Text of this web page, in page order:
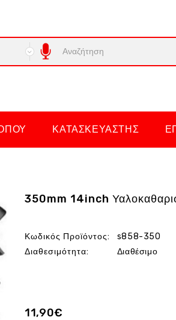
ΚΑΤΑΣΚΕΥΑΣΤΉΣ
350mm 14inch
Κωδικός Προϊόντος:
s858-350
Διαθεσιμότητα:
Διαθέσιμο
11,90€